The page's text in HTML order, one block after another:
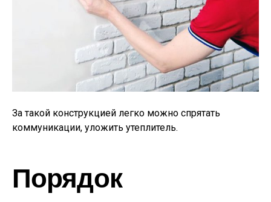
За такой конструкцией легко можно спрятать
коммуникации, уложить утеплитель.
Порядок